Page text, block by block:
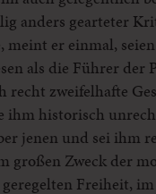
anders gearteter
meint er einmal,
als die Führer der
recht zweifelhafte
ihm historisch
jenen und sei ihm
großen Zweck der
Freiheit,